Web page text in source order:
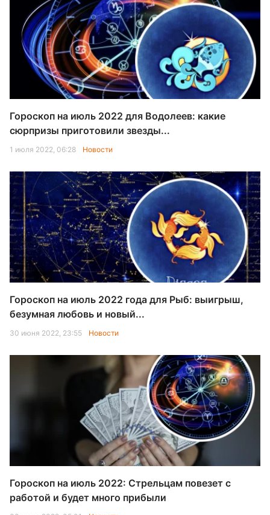
Гороскоп на июль 2022 для Водолеев: какие
сюрпризы приготовили звезды...
1 июля 2022, 06:28 Новости
Гороскоп на июль 2022 года для Рыб: выигрыш,
безумная любовь и новый...
30 июня 2022, 23:55 Новости
Гороскоп на июль 2022: Стрельцам повезет с
работой и будет много прибыли